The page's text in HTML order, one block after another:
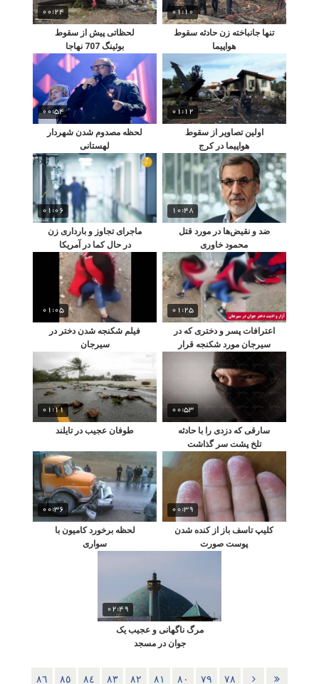
01:10
تنها جانباخته زن حادثه سقوط
هواپیما
00:24
لحظاتی پیش از سقوط
بوئینگ 707 نهاجا
01:12
اولین تصاویر از سقوط
هواپیما در کرج
00:54
لحظه مصدوم شدن شهردار
لهستانی
10:48
ضد و نقیض‌ها در مورد قتل
محمود خاوری
01:06
ماجرای تجاوز و بارداری زن
در حال کما در آمریکا
01:25
اعترافات پسر و دختری که در
سیرجان مورد شکنجه قرار
گرفت!
01:05
فیلم شکنجه شدن دختر در
سیرجان
00:53
سارقی که دزدی را با حادثه
تلخ پشت سر گذاشت
01:11
طوفان عجیب در تایلند
00:39
کلیپ تاسف باز از کنده شدن
پوست صورت
00:36
لحظه برخورد کامیون با
سواری
02:49
مرگ ناگهانی و عجیب یک
جوان در مسجد
٧٨ ٧٩ ٨٠ ٨١ ٨٢ ٨٣ ٨٤ ٨٥ ٨٦